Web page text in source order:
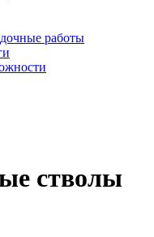
работы
стволы